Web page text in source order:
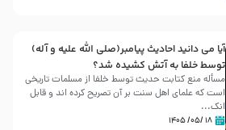
آیا می دانید احادیث پیامبر(صلی الله علیه و آله)
توسط خلفا به آتش کشیده شد؟
مسأله منع کتابت حدیث توسط خلفا از مسلمات تاریخی
است که علمای اهل سنت بر آن تصریح کرده اند و قابل
انک...
۱۸ /۰۵/ ۱۴۰۵